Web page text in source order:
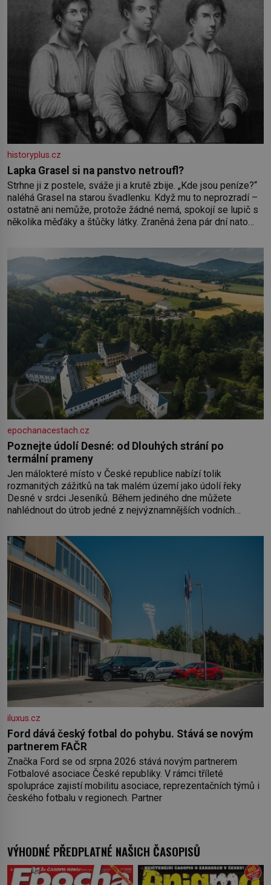
historyplus.cz
Lapka Grasel si na panstvo netroufl?
Strhne ji z postele, sváže ji a krutě zbije. „Kde jsou peníze?“
naléhá Grasel na starou švadlenku. Když mu to neprozradí –
ostatně ani nemůže, protože žádné nemá, spokojí se lupič s
několika měďáky a štůčky látky. Zraněná žena pár dní nato
dlouho po jeho smrti
epochanacestach.cz
Poznejte údolí Desné: od Dlouhých strání po
termální prameny
Jen málokteré místo v České republice nabízí tolik
rozmanitých zážitků na tak malém území jako údolí řeky
Desné v srdci Jeseníků. Během jediného dne můžete
nahlédnout do útrob jedné z nejvýznamnějších vodních
koloběžce a den zakončit poznáváním památek ve Velkých
Losinách nebo v termálním
iluxus.cz
Ford dává český fotbal do pohybu. Stává se novým
partnerem FAČR
Značka Ford se od srpna 2026 stává novým partnerem
Fotbalové asociace České republiky. V rámci tříleté
spolupráce zajistí mobilitu asociace, reprezentačních týmů i
českého fotbalu v regionech. Partner
VÝHODNÉ PŘEDPLATNÉ NAŠICH ČASOPISŮ